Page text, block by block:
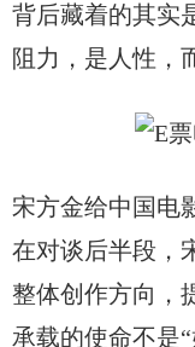
背后藏着的其实
阻力，是人性，
宋方金给中国电
在对谈后半段，
整体创作方向，
承载的使命不是